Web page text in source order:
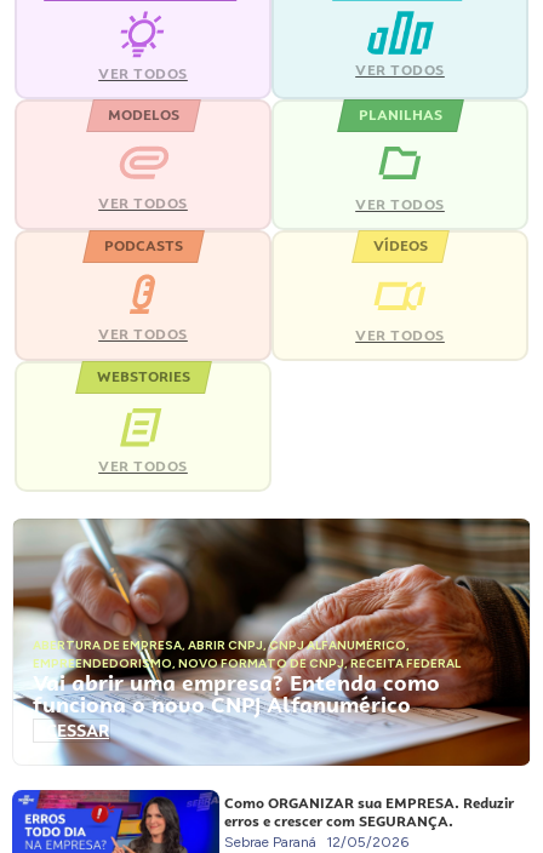
VER TODOS VER TODOS
MODELOS
VER TODOS
PLANILHAS
VER TODOS
PODCASTS
VER TODOS
VÍDEOS
VER TODOS
WEBSTORIES
VER TODOS
ABERTURA DE EMPRESA, ABRIR CNPJ,CNPJ ALFANUMÉRICO,
EMPREENDEDORISMO, NOVO FORMATO DE CNPJ,RECEITA FEDERAL
Vai abrir uma empresa? Entenda como
funciona o novo CNPJ Alfanumérico
ACESSAR
Como ORGANIZAR sua EMPRESA. Reduzir
erros e crescer com SEGURANÇA.
Sebrae Paraná 12/05/2026